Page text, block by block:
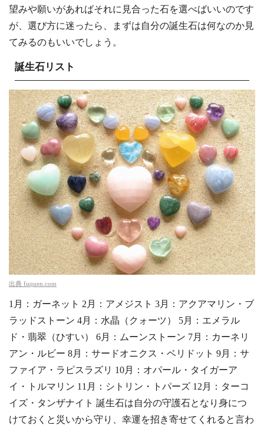
望みや願いがあればそれに見合った石を選べばいいのです
が、選び方に迷ったら、まずは自分の誕生石は何なのか見
てみるのもいいでしょう。
誕生石リスト
出典 fuquen.com
1月：ガーネット 2月：アメジスト 3月：アクアマリン・ブ
ラッドストーン 4月：水晶（クォーツ） 5月：エメラル
ド・翡翠（ひすい） 6月：ムーンストーン 7月：カーネリ
アン・ルビー 8月：サードオニクス・ベリドット 9月：サ
ファイア・ラピスラズリ 10月：オパール・タイガーア
イ・トルマリン 11月：シトリン・トパーズ 12月：ターコ
イズ・タンザナイト 誕生石は自分の守護石となり身につ
けておくと災いから守り、幸運を招き寄せてくれると言わ